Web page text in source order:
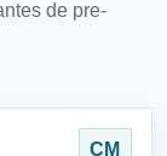
de pre-
CM